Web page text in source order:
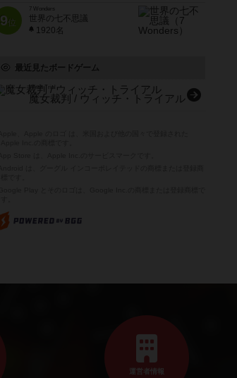
9位
7 Wonders
世界の七不思議
1920名
最近見たボードゲーム
Witch Trial
魔女裁判 / ウィッチ・トライアル
運営者情報